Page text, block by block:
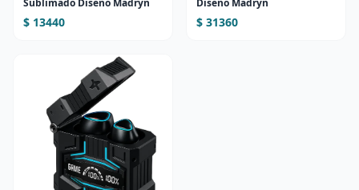
$ 13440 $ 31360